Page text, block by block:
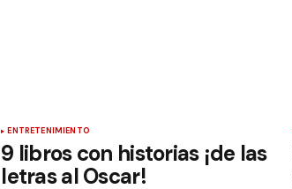
ENTRETENIMIENTO
9 libros con historias ¡de las
letras al Oscar!